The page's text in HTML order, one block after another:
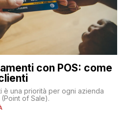
con POS: come
è una priorità per ogni azienda
of Sale).